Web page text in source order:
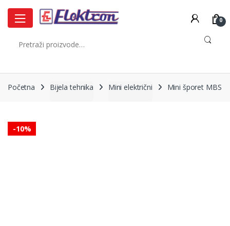
navigation
content
0
Početna Bijela tehnika Mini električni Mini šporet MBS
-10%